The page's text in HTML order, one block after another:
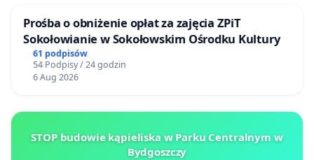
Prośba o obniżenie opłat za zajęcia ZPiT
Sokołowianie w Sokołowskim Ośrodku Kultury
61 podpisów
54 Podpisy / 24 godzin
6 Aug 2026
STOP budowie kąpieliska w Parku Centralnym w
Bydgoszczy